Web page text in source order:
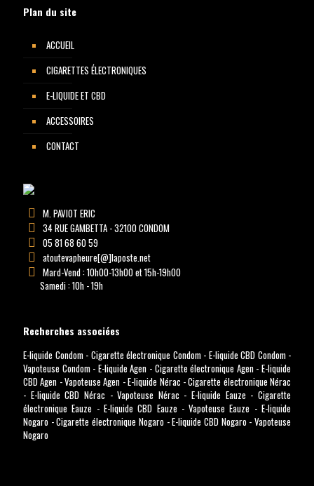
Plan du site
ACCUEIL
CIGARETTES ÉLECTRONIQUES
E-LIQUIDE ET CBD
ACCESSOIRES
CONTACT
M. PAVIOT ERIC
34 RUE GAMBETTA - 32100 CONDOM
05 81 68 60 59
atoutevapheure[@]laposte.net
Mard-Vend : 10h00-13h00 et 15h-19h00
Samedi : 10h - 19h
Recherches associées
E-liquide Condom- Cigarette électronique Condom- E-liquide CBD Condom-
Vapoteuse Condom- E-liquide Agen - Cigarette électronique Agen-E-liquide
CBD Agen -Vapoteuse Agen -E-liquide Nérac -Cigarette électronique Nérac
- E-liquide CBD Nérac -Vapoteuse Nérac -E-liquide Eauze -Cigarette
électronique Eauze - E-liquide CBD Eauze -Vapoteuse Eauze -E-liquide
Nogaro -Cigarette électronique Nogaro-E-liquide CBD Nogaro-Vapoteuse
Nogaro